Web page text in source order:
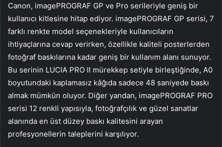
Canon, imagePROGRAF GP ve Pro serileriyle geniş bir
kullanıcı kitlesine hitap ediyor. imagePROGRAF GP serisi, 7
farklı renkte model seçenekleriyle kullanıcıların
ihtiyaçlarına cevap verirken, özellikle kaliteli posterlerden
fotoğraf baskılarına kadar geniş bir kullanım alanı sunuyor.
Bu serinin LUCIA PRO II mürekkep setiyle birleştiğinde, A0
boyutundaki kaplamasız kâğıda sadece 48 saniyede baskı
almak mümkün oluyor. Diğer yandan, imagePROGRAF PRO
serisi 12 renkli yapısıyla, fotoğrafçılık ve güzel sanatlar
alanında en üst düzey baskı kalitesini arayan
profesyonellerin taleplerini karşılıyor.